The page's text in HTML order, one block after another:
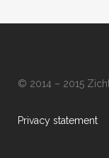
© 2014 – 2015
Privacy statement